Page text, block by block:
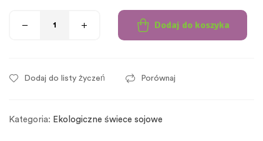
Dodaj do koszyka
Dodaj do listy życzeń Porównaj
Kategoria: Ekologiczne świece sojowe